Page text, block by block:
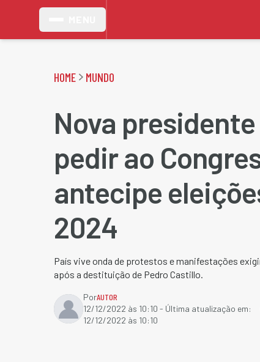
HOME MUNDO
Nova
pedir ao
antecipe
2024
País vive onda de protestos e manifestações
após a destituição de Pedro Castillo.
PorAUTOR
12/12/2022 às 10:10 - Última atualização em:
12/12/2022 às 10:10